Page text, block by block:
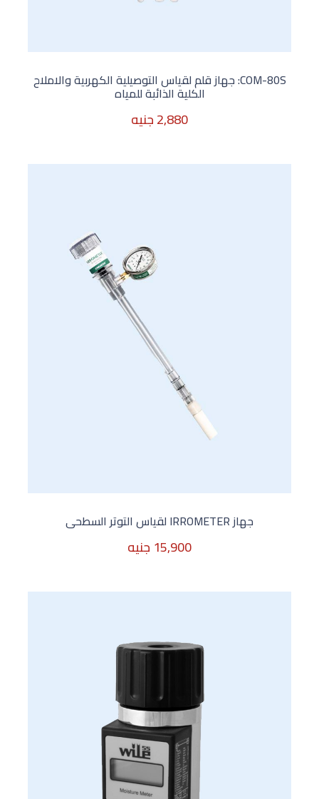
COM-80S: جهاز قلم لقياس التوصيلية الكهربية والاملاح
الكلية الذائبة للمياه
2,880 جنيه
جهاز IRROMETER لقياس التوتر السطحى
15,900 جنيه